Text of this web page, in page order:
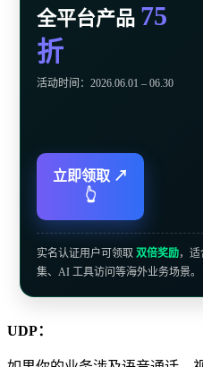
全平台产品 75
折
活动时间：2026.06.01 – 06.30
立即领取 ↗
👆
实名认证用户可领取 双倍奖励，
集、AI 工具访问等海外业务场景。
UDP：